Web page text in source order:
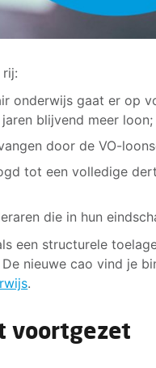
onderwijs gaat er op
blijvend meer loon;
door de VO-
tot een volledige
die in hun
een structurele
nieuwe cao vind je
.
voortgezet